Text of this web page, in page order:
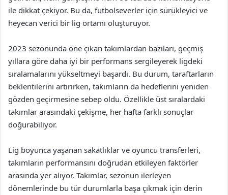
ile dikkat çekiyor. Bu da, futbolseverler için sürükleyici ve
heyecan verici bir lig ortamı oluşturuyor.
2023 sezonunda öne çıkan takımlardan bazıları, geçmiş
yıllara göre daha iyi bir performans sergileyerek ligdeki
sıralamalarını yükseltmeyi başardı. Bu durum, taraftarların
beklentilerini artırırken, takımların da hedeflerini yeniden
gözden geçirmesine sebep oldu. Özellikle üst sıralardaki
takımlar arasındaki çekişme, her hafta farklı sonuçlar
doğurabiliyor.
Lig boyunca yaşanan sakatlıklar ve oyuncu transferleri,
takımların performansını doğrudan etkileyen faktörler
arasında yer alıyor. Takımlar, sezonun ilerleyen
dönemlerinde bu tür durumlarla başa çıkmak için derin